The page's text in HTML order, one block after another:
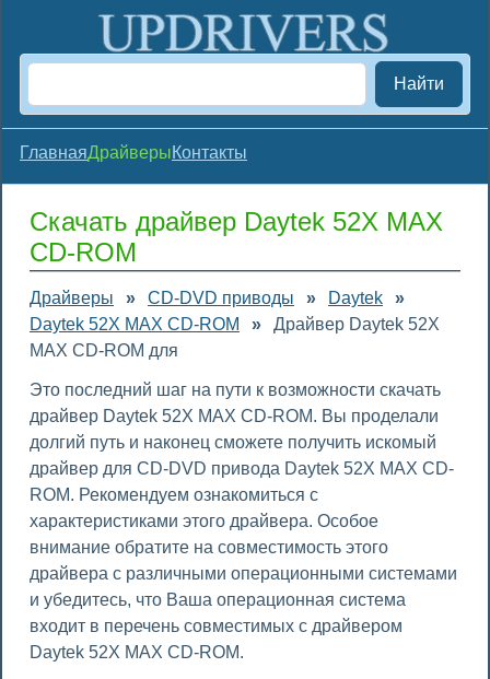
Найти
ГлавнаяДрайверыКонтакты
Скачать драйвер Daytek 52X MAX
CD-ROM
Драйверы » CD-DVD приводы » Daytek
»
Daytek 52X MAX CD-ROM
»
Драйвер Daytek 52X
MAX CD-ROM для
Это последний шаг на пути к возможности скачать
драйвер Daytek 52X MAX CD-ROM. Вы проделали
долгий путь и наконец сможете получить искомый
драйвер для CD-DVD привода Daytek 52X MAX CD-
ROM. Рекомендуем ознакомиться с
характеристиками этого драйвера. Особое
внимание обратите на совместимость этого
драйвера с различными операционными системами
и убедитесь, что Ваша операционная система
входит в перечень совместимых с драйвером
Daytek 52X MAX CD-ROM.